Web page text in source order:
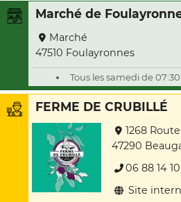
Marché de
Marché
47510 Foulayronnes
Tous les samedi de
FERME DE CRUBILLÉ
1268
47290
06 88 14 10
Site